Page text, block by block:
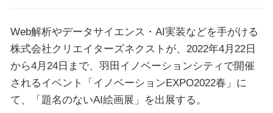
Web解析やデータサイエンス・AI実装などを手がける
株式会社クリエイターズネクストが、2022年4月22日
から4月24日まで、羽田イノベーションシティで開催
されるイベント「イノベーションEXPO2022春」に
て、「題名のないAI絵画展」を出展する。